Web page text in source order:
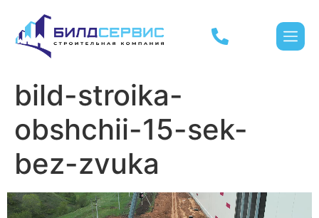
bild-stroika-
obshchii-15-sek-
bez-zvuka
Видеоплеер